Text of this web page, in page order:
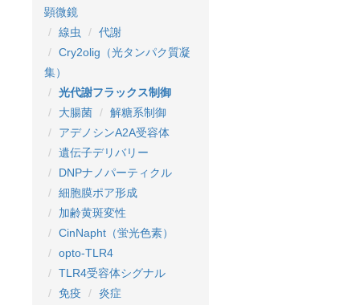
顕微鏡
線虫
代謝
Cry2olig（光タンパク質凝
集）
光代謝フラックス制御
大腸菌
解糖系制御
アデノシンA2A受容体
遺伝子デリバリー
DNPナノパーティクル
細胞膜ポア形成
加齢黄斑変性
CinNapht（蛍光色素）
opto-TLR4
TLR4受容体シグナル
免疫
炎症